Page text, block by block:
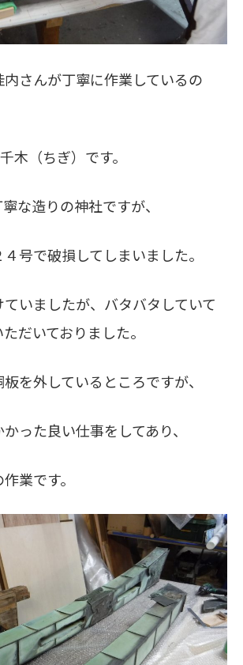
さんが丁寧に作業しているの
木（ちぎ）です。
な造りの神社ですが、
号で破損してしまいました。
いましたが、バタバタしていて
だいておりました。
を外しているところですが、
った良い仕事をしてあり、
業です。